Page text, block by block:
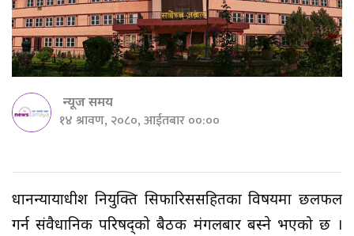
न्यूज समय
१४ श्रावण, २०८०, आईतबार ००:००
प्रधानन्यायाधीश नियुक्ति सिफारिससहितका विषयमा छलफल
गर्न संवैधानिक परिषद्को बैठक मंगलबार बस्ने भएको छ ।